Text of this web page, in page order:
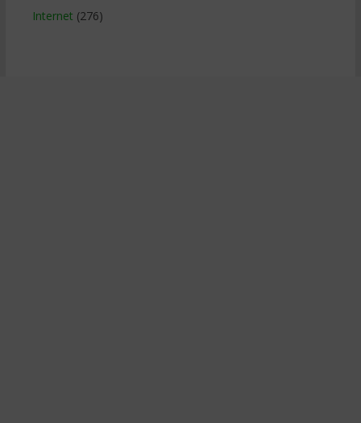
Internet (276)